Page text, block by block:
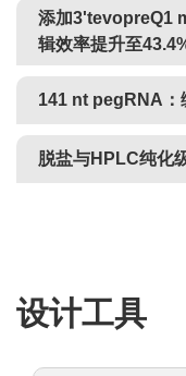
添加3'tevopreQ1
辑效率提升至
141 nt pegRNA：
脱盐与HPLC纯化
设计工具